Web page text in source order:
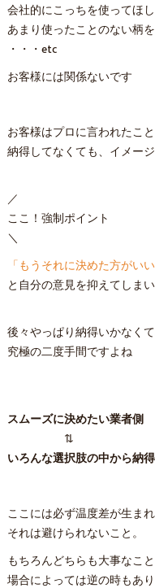
会社的にこっちを使ってほ
あまり使ったことのない柄
・・・etc
お客様には関係ないです
お客様はプロに言われたこ
納得してなくても、イメー
／
ここ！強制ポイント
＼
「もうそれに決めた方がい
と自分の意見を抑えてしま
後々やっぱり納得いかなく
究極の二度手間ですよね
スムーズに決めたい業者側
⇅
いろんな選択肢の中から納
ここには必ず温度差が生ま
それは避けられないこと。
もちろんどちらも大事なこと
場合によっては逆の時もあ